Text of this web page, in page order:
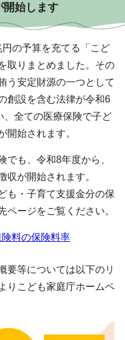
開始します
の予算を充てる「こど
取りまとめました。その
う安定財源の一つとして
創設を含む法律が令和6
、全ての医療保険で子ど
開始されます。
でも、令和8年度から、
収が開始されます。
も・子育て支援金分の保
ページをご覧ください。
料の保険料率
等については以下のリ
りこども家庭庁ホームペ